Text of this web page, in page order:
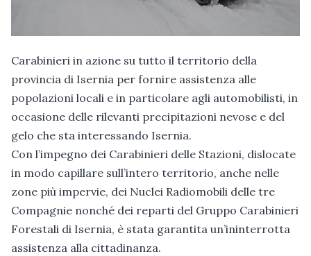
Carabinieri in azione su tutto il territorio della
provincia di Isernia per fornire assistenza alle
popolazioni locali e in particolare agli automobilisti, in
occasione delle rilevanti precipitazioni nevose e del
gelo che sta interessando Isernia.
Con l’impegno dei Carabinieri delle Stazioni, dislocate
in modo capillare sull’intero territorio, anche nelle
zone più impervie, dei Nuclei Radiomobili delle tre
Compagnie nonché dei reparti del Gruppo Carabinieri
Forestali di Isernia, è stata garantita un’ininterrotta
assistenza alla cittadinanza.